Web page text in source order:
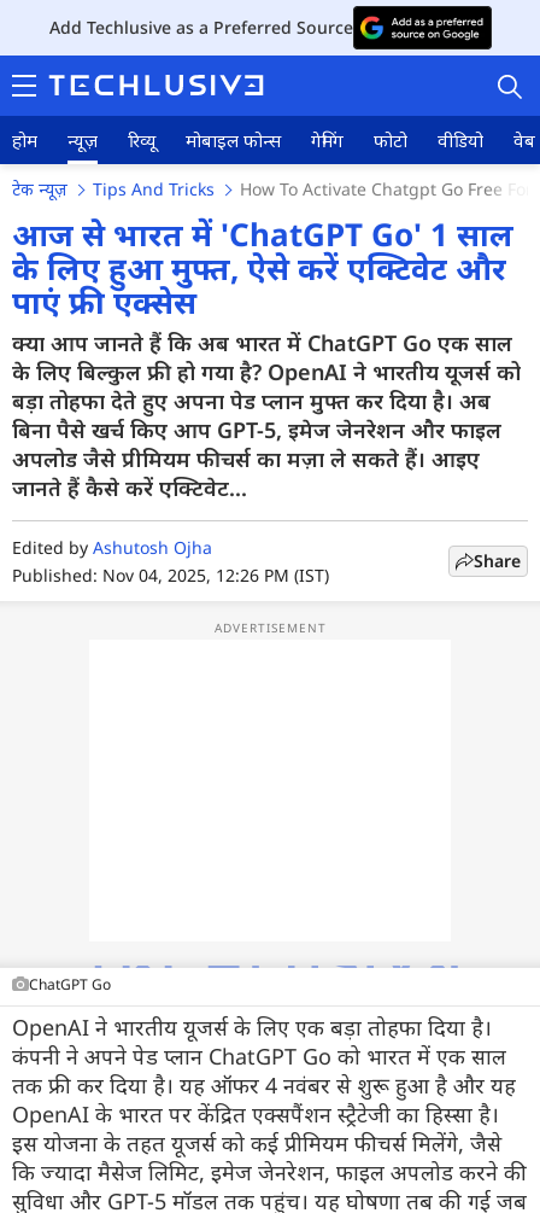
Add Techlusive as a Preferred Source
होम न्यूज़ रिव्यू मोबाइल फोन्स गेमिंग फोटो वीडियो वेब
होम
न्यूज़
रिव्यू
मोबाइल फोन्स
गेमिंग
फोटो
टेक न्यूज़ Tips And Tricks How To Activate Chatgpt Go Free
आज से भारत में 'ChatGPT Go' 1 साल
के लिए हुआ मुफ्त, ऐसे करें एक्टिवेट और
पाएं फ्री एक्सेस
क्या आप जानते हैं कि अब भारत में ChatGPT Go एक साल
के लिए बिल्कुल फ्री हो गया है? OpenAI ने भारतीय यूजर्स को
बड़ा तोहफा देते हुए अपना पेड प्लान मुफ्त कर दिया है। अब
बिना पैसे खर्च किए आप GPT-5, इमेज जेनरेशन और फाइल
अपलोड जैसे प्रीमियम फीचर्स का मज़ा ले सकते हैं। आइए
जानते हैं कैसे करें एक्टिवेट...
Edited by Ashutosh Ojha
Published: Nov 04, 2025, 12:26 PM (IST)
Share
ChatGPT Go
OpenAI ने भारतीय यूजर्स के लिए एक बड़ा तोहफा दिया है।
कंपनी ने अपने पेड प्लान ChatGPT Go को भारत में एक साल
तक फ्री कर दिया है। यह ऑफर 4 नवंबर से शुरू हुआ है और यह
OpenAI के भारत पर केंद्रित एक्सपैंशन स्ट्रैटेजी का हिस्सा है।
इस योजना के तहत यूजर्स को कई प्रीमियम फीचर्स मिलेंगे, जैसे
कि ज्यादा मैसेज लिमिट, इमेज जेनरेशन, फाइल अपलोड करने की
सुविधा और GPT-5 मॉडल तक पहुंच। यह घोषणा तब की गई जब